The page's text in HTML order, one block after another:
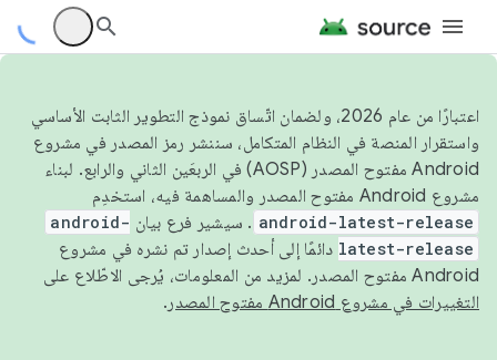
اعتبارًا من عام 2026، ولضمان اتّساق نموذج التطوير الثابت الأساسي
واستقرار المنصة في النظام المتكامل، سننشر رمز المصدر في مشروع
Android مفتوح المصدر (AOSP) في الربعَين الثاني والرابع. لبناء
مشروع Android مفتوح المصدر والمساهمة فيه، استخدِم
android-latest-release . سيشير فرع بيان android-
latest-release دائمًا إلى أحدث إصدار تم نشره في مشروع
Android مفتوح المصدر. لمزيد من المعلومات، يُرجى الاطّلاع على
التغييرات في مشروع Android مفتوح المصدر
.